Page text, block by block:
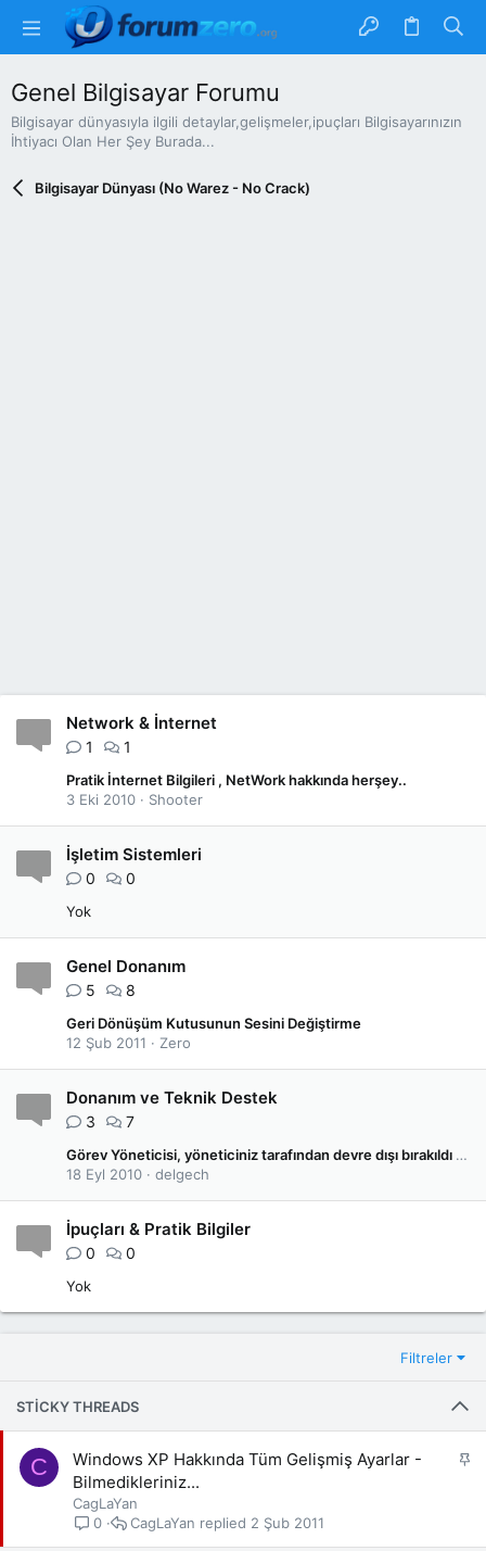
Genel Bilgisayar Forumu
Bilgisayar dünyasıyla ilgili detaylar,gelişmeler,ipuçları Bilgisayarınızın
İhtiyacı Olan Her Şey Burada...
Bilgisayar Dünyası (No Warez - No Crack)
Network & İnternet
1 1
Pratik İnternet Bilgileri , NetWork hakkında herşey..
3 Eki 2010
Shooter
İşletim Sistemleri
0 0
Yok
Genel Donanım
5 8
Geri Dönüşüm Kutusunun Sesini Değiştirme
12 Şub 2011
Zero
Donanım ve Teknik Destek
3 7
Görev Yöneticisi, yöneticiniz tarafından devre dışı bırakıldı ÇÖZÜM !
18 Eyl 2010
delgech
İpuçları & Pratik Bilgiler
0 0
Yok
Filtreler
STICKY THREADS
C
S
Windows XP Hakkında Tüm Gelişmiş Ayarlar -
Bilmedikleriniz...
CagLaYan
0
2 Şub 2011
CagLaYan